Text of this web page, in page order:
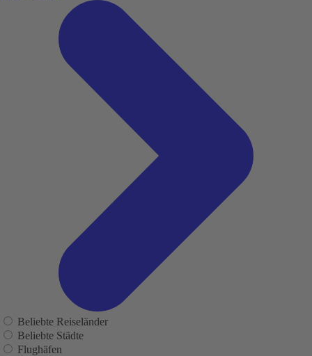
Beliebte Reiseländer
Beliebte Städte
Flughäfen